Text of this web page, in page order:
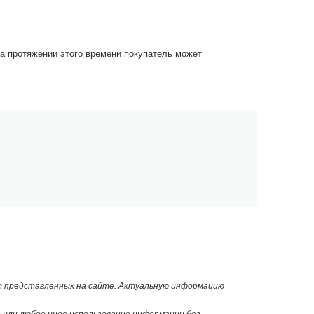
протяжении этого времени покупатель может
представленных на сайте. Актуальную информацию